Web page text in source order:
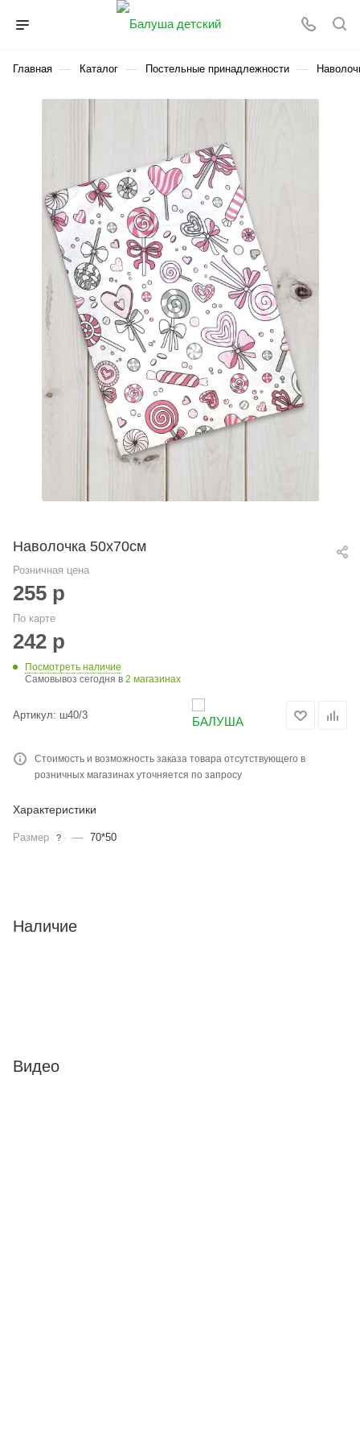
Главная — Каталог — Постельные принадлежности —
Наволочка 50х70см
Розничная цена
255 р
По карте
242 р
Посмотреть наличие
Самовывоз сегодня в 2 магазинах
Артикул: ш40/3
Стоимость и возможность заказа товара отсутствующего в
розничных магазинах уточняется по запросу
Характеристики
Размер ? — 70*50
Наличие
Видео